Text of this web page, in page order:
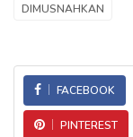
DIMUSNAHKAN
FACEBOOK
PINTEREST